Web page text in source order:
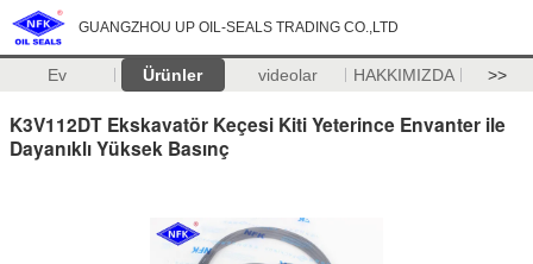
GUANGZHOU UP OIL-SEALS TRADING CO.,LTD
Ev Ürünler videolar HAKKIMIZDA >>
K3V112DT Ekskavatör Keçesi Kiti Yeterince Envanter ile
Dayanıklı Yüksek Basınç